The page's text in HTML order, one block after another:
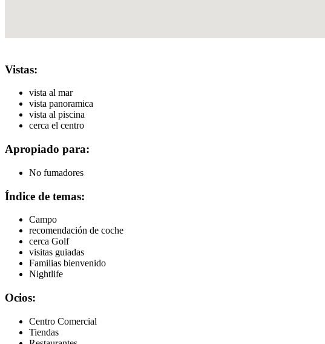
Vistas:
vista al mar
vista panoramica
vista al piscina
cerca el centro
Apropiado para:
No fumadores
Índice de temas:
Campo
recomendación de coche
cerca Golf
visitas guiadas
Familias bienvenido
Nightlife
Ocios:
Centro Comercial
Tiendas